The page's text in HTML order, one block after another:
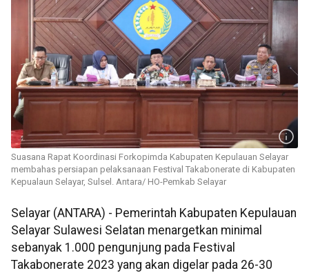
Suasana Rapat Koordinasi Forkopimda Kabupaten Kepulauan Selayar
membahas persiapan pelaksanaan Festival Takabonerate di Kabupaten
Kepualaun Selayar, Sulsel. Antara/ HO-Pemkab Selayar
Selayar (ANTARA) - Pemerintah Kabupaten Kepulauan
Selayar Sulawesi Selatan menargetkan minimal
sebanyak 1.000 pengunjung pada Festival
Takabonerate 2023 yang akan digelar pada 26-30